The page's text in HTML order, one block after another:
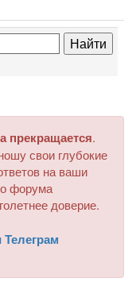
прекращается.
свои глубокие
на ваши
форума
доверие.